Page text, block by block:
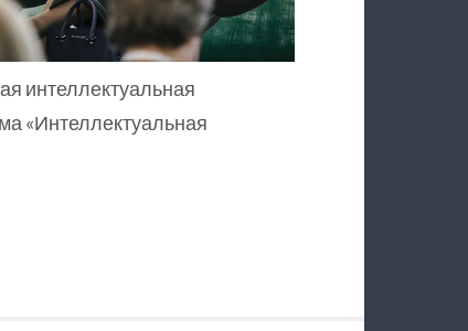
интеллектуальная
«Интеллектуальная